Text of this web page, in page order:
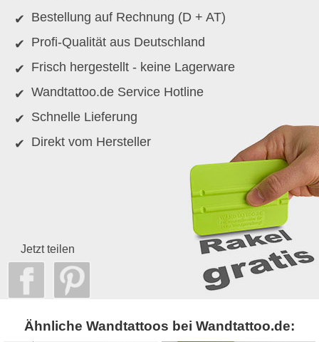
Bestellung auf Rechnung (D + AT)
Profi-Qualität aus Deutschland
Frisch hergestellt - keine Lagerware
Wandtattoo.de Service Hotline
Schnelle Lieferung
Direkt vom Hersteller
Jetzt teilen
Ähnliche Wandtattoos bei Wandtattoo.de: